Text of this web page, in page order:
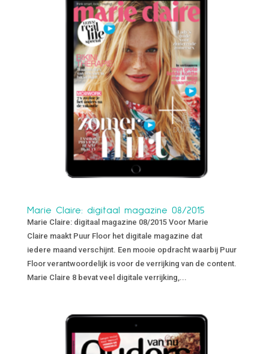
Marie Claire: digitaal magazine 08/2015
Marie Claire: digitaal magazine 08/2015 Voor Marie
Claire maakt Puur Floor het digitale magazine dat
iedere maand verschijnt. Een mooie opdracht waarbij Puur
Floor verantwoordelijk is voor de verrijking van de content.
Marie Claire 8 bevat veel digitale verrijking,...